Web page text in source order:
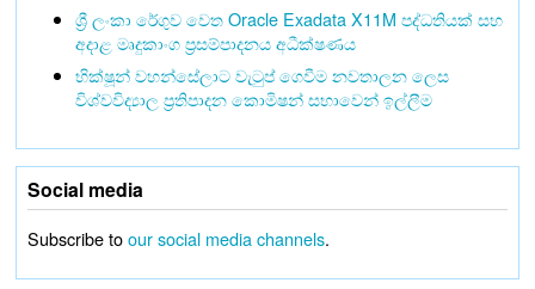
ශ්‍රී ලංකා රේගුව වෙත Oracle Exadata X11M පද්ධතියක් සහ
අදාළ මෘදුකාංග ප්‍රසම්පාදනය අධීක්ෂණය
භික්ෂූන් වහන්සේලාට වැටුප් ගෙවීම නවතාලන ලෙස
විශ්වවිද්‍යාල ප්‍රතිපාදන කොමිෂන් සභාවෙන් ඉල්ලීම
Social media
Subscribe toour social media channels.